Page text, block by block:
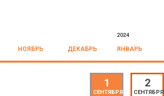
НОЯБРЬ ДЕКАБРЬ
2024
ЯНВАРЬ
1
СЕНТЯБРЯ
2
СЕНТЯБРЯ